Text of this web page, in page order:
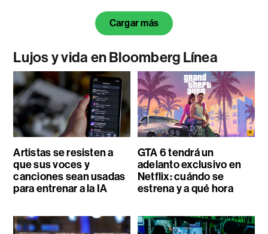
Cargar más
Lujos y vida en Bloomberg Línea
Artistas se resisten a
que sus voces y
canciones sean usadas
para entrenar a la IA
GTA 6 tendrá un
adelanto exclusivo en
Netflix: cuándo se
estrena y a qué hora